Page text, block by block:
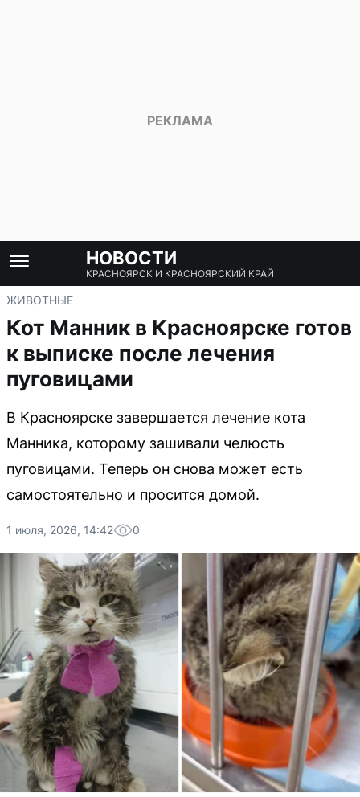
НОВОСТИ
КРАСНОЯРСК И КРАСНОЯРСКИЙ КРАЙ
ЖИВОТНЫЕ
Кот Манник в Красноярске готов
к выписке после лечения
пуговицами
В Красноярске завершается лечение кота
Манника, которому зашивали челюсть
пуговицами. Теперь он снова может есть
самостоятельно и просится домой.
1 июля, 2026, 14:42 0